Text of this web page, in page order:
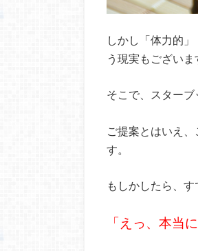
しかし「体力的
う現実もございま
そこで、スターブ
ご提案とはいえ
す。
もしかしたら、
「えっ、本当